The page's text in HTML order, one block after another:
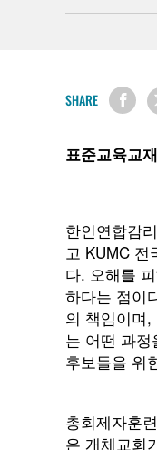
SHARE
표준교육교
한인연합감
고 KUMC
다. 오해를
하다는 점이
의 책임이며
는 어떤 과
후보들을 위
총회제자훈
은 개체교회